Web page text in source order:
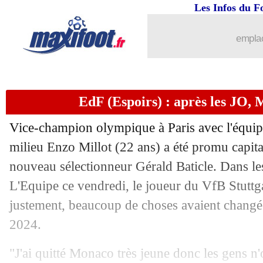
Les Infos du
EdF (Espoirs) : après les JO,
Vice-champion olympique à Paris avec
milieu Enzo Millot (22 ans) a été promu
nouveau sélectionneur Gérald Baticle. Dans
L'Equipe ce vendredi, le joueur du VfB
justement, beaucoup de choses avaient
2024.
"J'ai quitté Monaco très jeune donc les gens
: Chotard sur le départ
11/10 EdF: Deschamps titille Olise
Paris FC: Aulas content du projet
11/10 Man City: ça se confirme pour Viana
11/10 EdF: Konaté, le 133e capitaine des
11/10 Barça: rester plus d'un an ? Szczesny
11/10